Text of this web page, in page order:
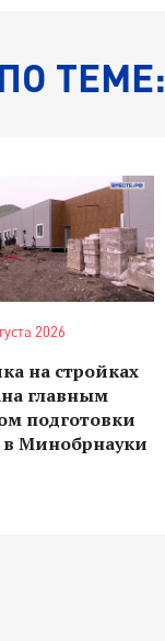
ТЕМЕ:
2026
на стройках
главным
подготовки
в Минобрнауки